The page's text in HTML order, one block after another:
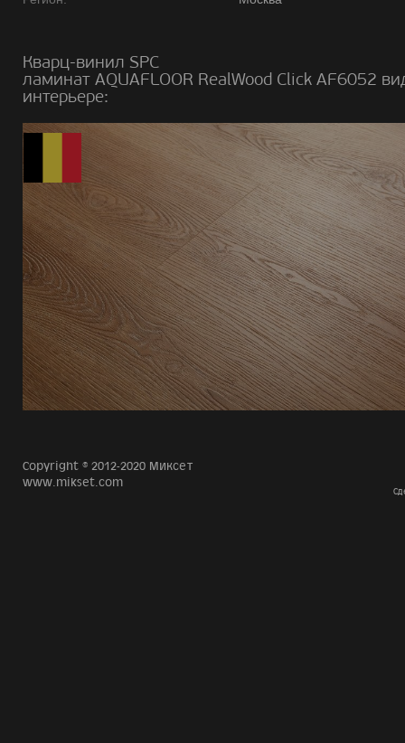
Кварц-винил SPC
ламинат AQUAFLOOR RealWood Click AF6052
интерьере:
Copyright © 2012-2020 Миксет
www.mikset.com